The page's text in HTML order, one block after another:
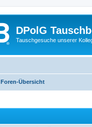
DPolG
Tauschgesuche unserer
Foren-Übersicht